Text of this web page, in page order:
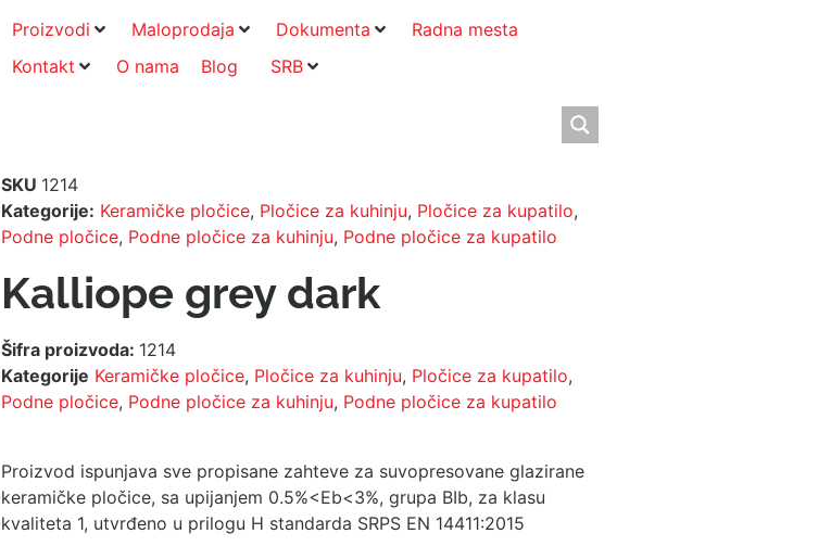
Proizvodi Maloprodaja Dokumenta
Radna mesta
Kontakt
O nama Blog SRB
SKU 1214
Kategorije: Keramičke pločice, Pločice za kuhinju, Pločice za kupatilo,
Podne pločice, Podne pločice za kuhinju, Podne pločice za kupatilo
Kalliope grey dark
Šifra proizvoda: 1214
Kategorije Keramičke pločice, Pločice za kuhinju, Pločice za kupatilo,
Podne pločice, Podne pločice za kuhinju, Podne pločice za kupatilo
Proizvod ispunjava sve propisane zahteve za suvopresovane glazirane
keramičke pločice, sa upijanjem 0.5%<Eb<3%, grupa BIb, za klasu
kvaliteta 1, utvrđeno u prilogu H standarda SRPS EN 14411:2015